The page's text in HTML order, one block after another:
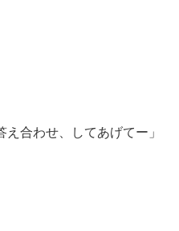
え合わせ、してあげてー」